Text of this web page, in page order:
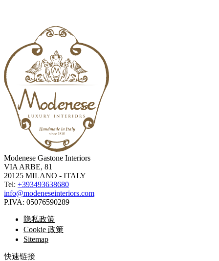
Modenese Gastone Interiors
VIA ARBE, 81
20125 MILANO - ITALY
Tel: +393493638680
info@modeneseinteriors.com
P.IVA: 05076590289
隐私政策
Cookie 政策
Sitemap
快速链接